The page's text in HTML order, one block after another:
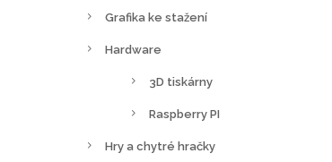
Grafika ke stažení
Hardware
3D tiskárny
Raspberry PI
Hry a chytré hračky